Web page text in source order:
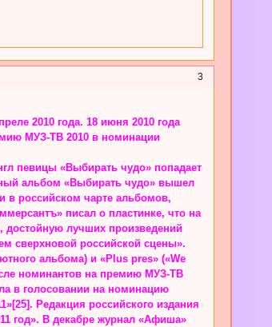
3
2010 года. 18 июня 2010 года
МУЗ-ТВ 2010 в номинации
певицы «Выбирать чудо» попадает
альбом «Выбирать чудо» вышел
в российском чарте альбомов,
писал о пластинке, что на
достойную лучших произведений
сверхновой российской сцены».
альбома) и «Plus pres» («We
номинантов на премию МУЗ-ТВ
в голосовании на номинацию
Редакция российского издания
год». В декабре журнал «Афиша»